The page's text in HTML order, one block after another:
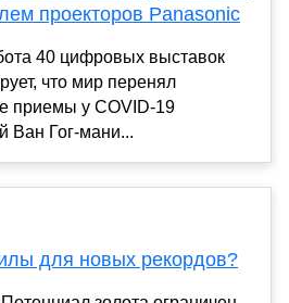
проекторов Panasonic
40 цифровых выставок
что мир перенял
приемы у COVID-19
Ван Гог-мани...
для новых рекордов?